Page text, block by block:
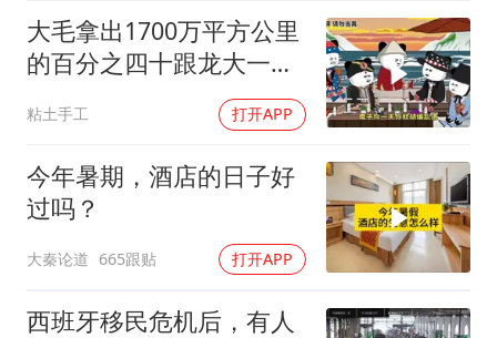
大毛拿出1700万平方公里
的百分之四十跟龙大一起
粘土手工 打开APP
今年暑期，酒店的日子好
过吗？
大秦论道 665跟贴 打开APP
西班牙移民危机后，有人